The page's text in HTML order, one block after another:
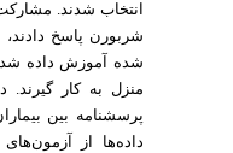
انتخاب شدند.
شربورن پاسخ دادند،
شده آموزش داده شد
منزل به کار گیرند.
پرسشنامه بین
داده‌ها از آزمون‌های